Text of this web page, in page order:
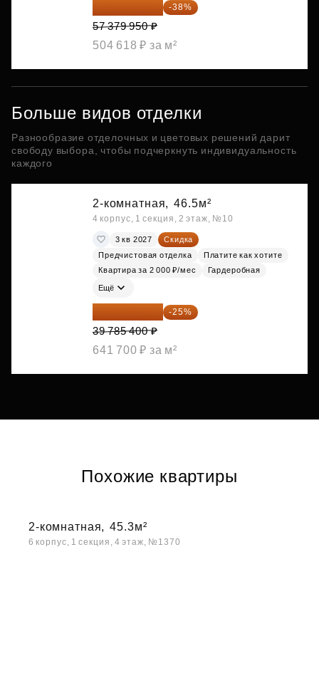
35 575 569 ₽ -38%
57 379 950 ₽
504 618 ₽ за м²
Больше видов отделки
Разнообразие отделочных и цветовых решений дарит
свободу выбора, чтобы подчеркнуть индивидуальность
каждого
2-комнатная, 46.5м²
4 корпус, 1 секция, 2 этаж, №10
3 кв 2027
Скидка
Предчистовая отделка
Платите как хотите
Квартира за 2 000 ₽/мес
Гардеробная
Ещё
29 839 050 ₽ -25%
39 785 400 ₽
641 700 ₽ за м²
Похожие квартиры
2-комнатная, 45.3м²
6 корпус, 1 секция, 4 этаж, №1370